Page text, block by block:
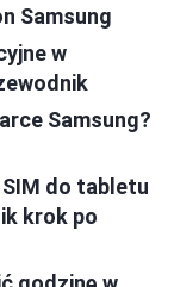
Samsung
w
Samsung?
do tabletu
krok po